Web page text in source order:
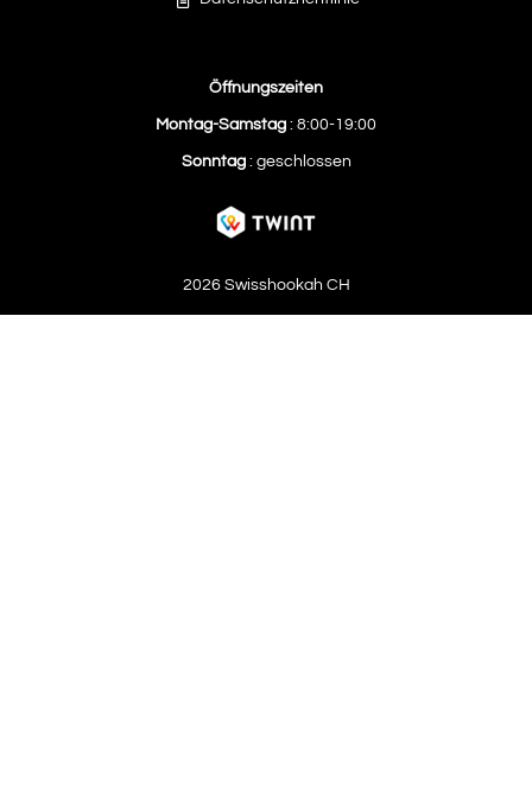
Öffnungszeiten
Montag-Samstag : 8:00-19:00
Sonntag: geschlossen
2026 Swisshookah CH